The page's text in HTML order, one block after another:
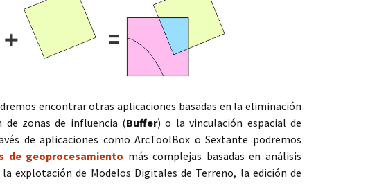
encontrar otras aplicaciones basadas en la eliminación
de zonas de influencia (Buffer) o la vinculación espacial de
de aplicaciones como ArcToolBox o Sextante podremos
de geoprocesamiento más complejas basadas en análisis
explotación de Modelos Digitales de Terreno, la edición de